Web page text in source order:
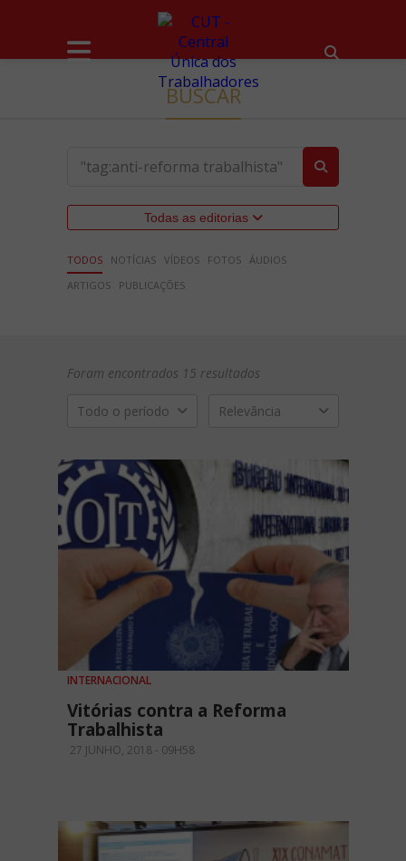
BUSCAR
Todas as editorias
TODOS NOTÍCIAS VÍDEOS FOTOS ÁUDIOS
ARTIGOS
PUBLICAÇÕES
Foram encontrados 15 resultados
Todo o período Relevância
INTERNACIONAL
Vitórias contra a Reforma
Trabalhista
27 JUNHO, 2018 - 09H58